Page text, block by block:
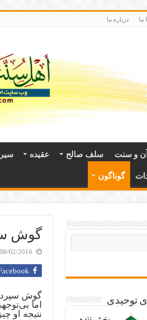
ما درباره ما
و سنت سلف صالح عقيده
گوناگون
گوش
08/02/2016
گوش
اما
نتیجه او
توحیدی